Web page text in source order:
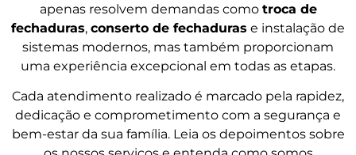
apenas resolvem demandas como troca de
fechaduras, conserto de fechaduras e instalação de
sistemas modernos, mas também proporcionam
uma experiência excepcional em todas as etapas.
Cada atendimento realizado é marcado pela rapidez,
dedicação e comprometimento com a segurança e
bem-estar da sua família. Leia os depoimentos sobre